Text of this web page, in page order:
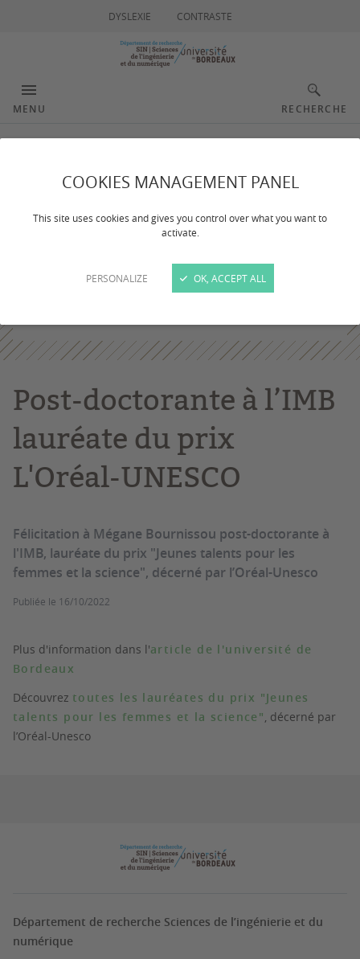
COOKIES MANAGEMENT PANEL
This site uses cookies and gives you control over what you want to
activate.
PERSONALIZE OK, ACCEPT ALL
DYSLEXIE CONTRASTE
MENU RECHERCHE
Post-doctorante à l’IMB
lauréate du prix
L'Oréal-UNESCO
Félicitation à Mégane Bournissou post-doctorante à
l'IMB, lauréate du prix "Jeunes talents pour les
femmes et la science", décerné par l’Oréal-Unesco
Publiée le 16/10/2022
Plus d'information dans l'article de l'université de
Bordeaux
Découvrez toutes les lauréates du prix "Jeunes
talents pour les femmes et la science", décerné par
l’Oréal-Unesco
Département de recherche Sciences de l’ingénierie et du
numérique